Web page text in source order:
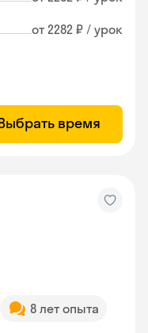
от 2282 ₽ / урок
время
8 лет опыта